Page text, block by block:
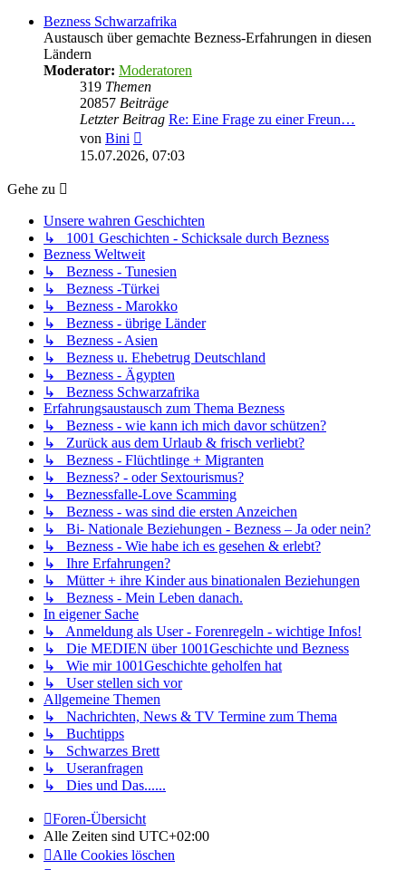
Bezness Schwarzafrika
Austausch über gemachte Bezness-Erfahrungen in diesen
Ländern
Moderator: Moderatoren
319 Themen
20857 Beiträge
Letzter Beitrag Re: Eine Frage zu einer Freun…
von Bini
Beitrag
15.07.2026, 07:03
Gehe zu
Unsere wahren Geschichten
↳ 1001 Geschichten - Schicksale durch Bezness
Bezness Weltweit
↳ Bezness - Tunesien
↳ Bezness -Türkei
↳ Bezness - Marokko
↳ Bezness - übrige Länder
↳ Bezness - Asien
↳ Bezness u. Ehebetrug Deutschland
↳ Bezness - Ägypten
↳ Bezness Schwarzafrika
Erfahrungsaustausch zum Thema Bezness
↳ Bezness - wie kann ich mich davor schützen?
↳ Zurück aus dem Urlaub & frisch verliebt?
↳ Bezness - Flüchtlinge + Migranten
↳ Bezness? - oder Sextourismus?
↳ Beznessfalle-Love Scamming
↳ Bezness - was sind die ersten Anzeichen
↳ Bi- Nationale Beziehungen - Bezness – Ja oder nein?
↳ Bezness - Wie habe ich es gesehen & erlebt?
↳ Ihre Erfahrungen?
↳ Mütter + ihre Kinder aus binationalen Beziehungen
↳ Bezness - Mein Leben danach.
In eigener Sache
↳ Anmeldung als User - Forenregeln - wichtige Infos!
↳ Die MEDIEN über 1001Geschichte und Bezness
↳ Wie mir 1001Geschichte geholfen hat
↳ User stellen sich vor
Allgemeine Themen
↳ Nachrichten, News & TV Termine zum Thema
↳ Buchtipps
↳ Schwarzes Brett
↳ Useranfragen
↳ Dies und Das......
Foren-Übersicht
Alle Zeiten sind UTC+02:00
Alle Cookies löschen